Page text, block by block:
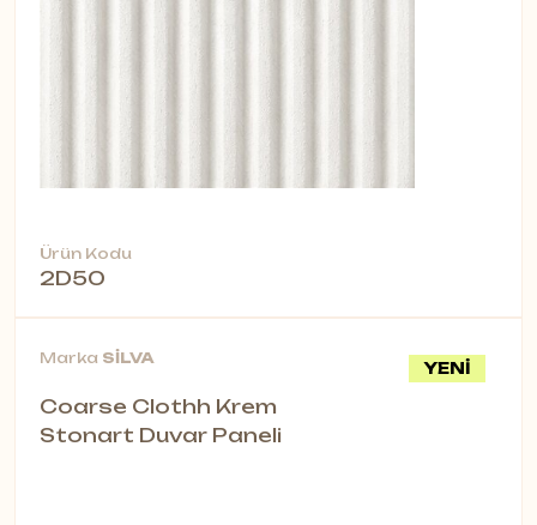
Ürün Kodu
2D50
YENİ
Marka SİLVA
Coarse Clothh Krem
Stonart Duvar Paneli